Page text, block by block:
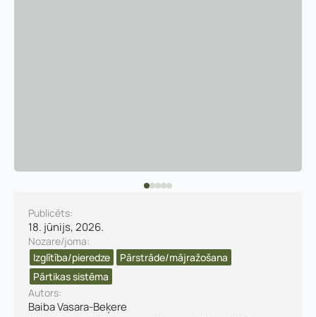
Publicēts:
18. jūnijs, 2026.
Nozare/joma:
Izglītība/pieredze
Pārstrāde/mājražošana​
Pārtikas sistēma
Autors:
Baiba Vasara-Beķere